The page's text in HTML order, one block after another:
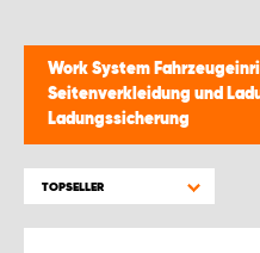
Work System
Seitenverkleidung und
Ladungssicherung
TOPSELLER
WORK SYSTEM WORK SYSTEM